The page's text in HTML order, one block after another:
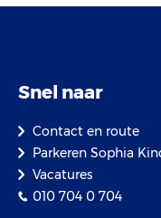
Snel naar
Contact en route
Parkeren Sophia
Vacatures
010 704 0 704